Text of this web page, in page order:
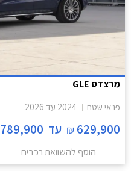
מרצדס GLE
פנאי שטח 2024 עד 2026
629,900
₪ עד 789,900
הוסף להשוואת רכבים